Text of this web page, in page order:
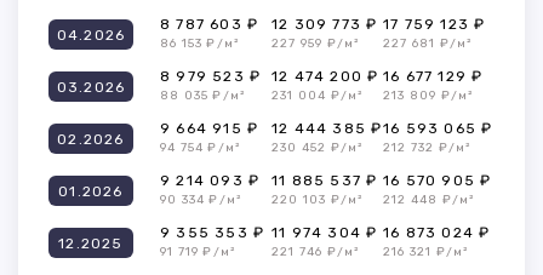
04.2026
8 787 603 ₽
86 153 ₽/м²
12 309 773 ₽
227 959 ₽/м²
17 759 123 ₽
227 681 ₽/м²
03.2026
8 979 523 ₽
88 035 ₽/м²
12 474 200 ₽
231 004 ₽/м²
16 677 129 ₽
213 809 ₽/м²
02.2026
9 664 915 ₽
94 754 ₽/м²
12 444 385 ₽
230 452 ₽/м²
16 593 065 ₽
212 732 ₽/м²
01.2026
9 214 093 ₽
90 334 ₽/м²
11 885 537 ₽
220 103 ₽/м²
16 570 905 ₽
212 448 ₽/м²
12.2025
9 355 353 ₽
91 719 ₽/м²
11 974 304 ₽
221 746 ₽/м²
16 873 024 ₽
216 321 ₽/м²